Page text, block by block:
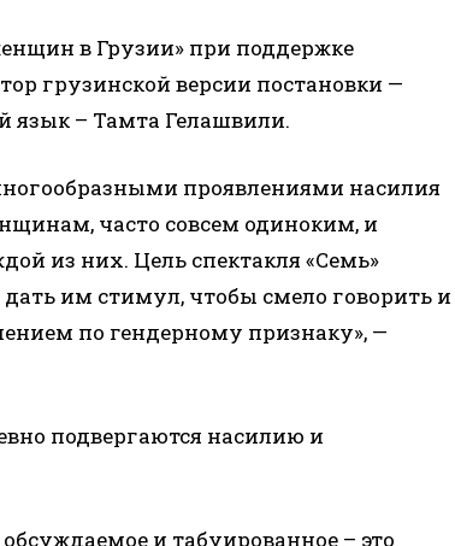
в Грузии» при поддержке
грузинской версии постановки —
язык – Тамта Гелашвили.
проявлениями насилия
часто совсем одиноким, и
из них. Цель спектакля «Семь»
им стимул, чтобы смело говорить и
по гендерному признаку», —
подвергаются насилию и
и табуированное – это